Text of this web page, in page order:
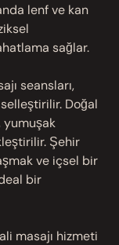
lenf ve kan
sağlar.
seansları,
Doğal
yumuşak
Şehir
ve içsel bir
bir
masajı hizmeti